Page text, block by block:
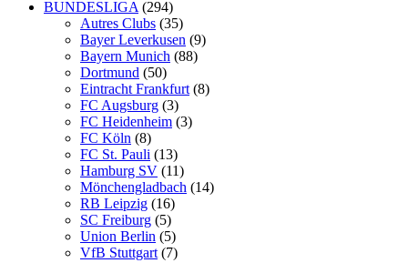
BUNDESLIGA (294)
Autres Clubs (35)
Bayer Leverkusen (9)
Bayern Munich (88)
Dortmund (50)
Eintracht Frankfurt (8)
FC Augsburg (3)
FC Heidenheim (3)
FC Köln (8)
FC St. Pauli (13)
Hamburg SV (11)
Mönchengladbach (14)
RB Leipzig (16)
SC Freiburg (5)
Union Berlin (5)
VfB Stuttgart (7)